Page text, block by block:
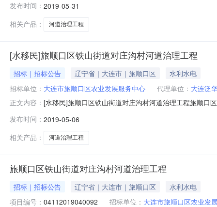
顺口区铁山街道对庄沟村河道治理工程进行招标，并于
日。特此公
发布时间： 2019-05-31
相关产品：
河道治理工程
[水移民]旅顺口区铁山街道对庄沟村河道治理工程
招标｜招标公告 辽宁省｜大连市｜旅顺口区
水利水电
招标单位： 大连市旅顺口区农业发展服务中心 代理单位： 大连泛
正文内容： [水移民]旅顺口区铁山街道对庄沟村河道治理工程旅顺口
源交易中心5楼。1、招标内容：旅顺口区铁山街道对庄
资格要求：1）投标人须为水利
发布时间： 2019-05-06
相关产品：
河道治理工程
旅顺口区铁山街道对庄沟村河道治理工程
招标｜招标公告 辽宁省｜大连市｜旅顺口区
水利水电
项目编号： 04112019040092 招标单位： 大连市旅顺口区农业发